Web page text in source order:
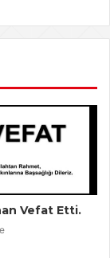
Vefat Etti.